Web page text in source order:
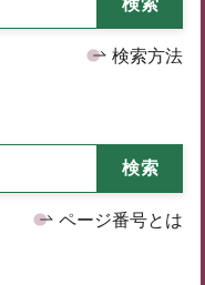
検索方法
ページ番号とは